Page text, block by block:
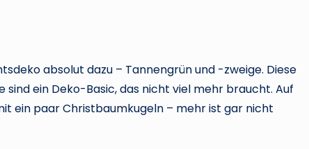
absolut dazu – Tannengrün und -zweige. Diese
sind ein Deko-Basic, das nicht viel mehr braucht. Auf
ein paar Christbaumkugeln – mehr ist gar nicht